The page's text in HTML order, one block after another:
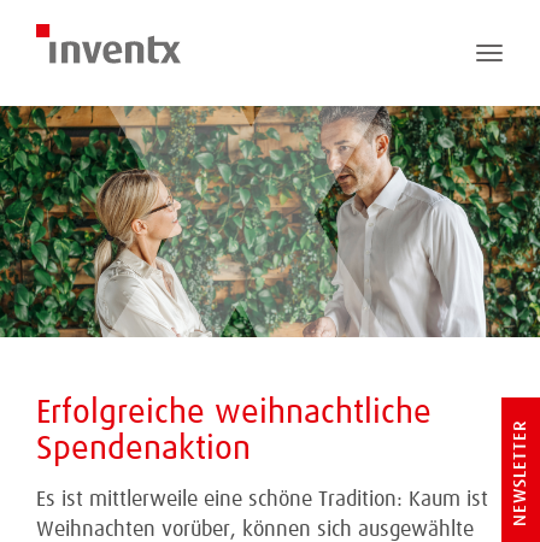
Toggle
Erfolgreiche weihnachtliche
Spendenaktion
Es ist mittlerweile eine schöne Tradition: Kaum ist
Weihnachten vorüber, können sich ausgewählte
NEWSLETTER